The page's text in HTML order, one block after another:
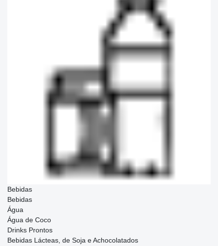
Bebidas
Bebidas
Água
Água de Coco
Drinks Prontos
Bebidas Lácteas, de Soja e Achocolatados